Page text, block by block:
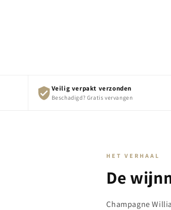
Veilig verpakt verzonden
Beschadigd? Gratis vervangen
HET VERHAAL
De
Champagne